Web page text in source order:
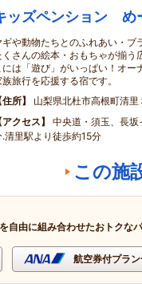
ッズペンション め
ギや動物たちとのふれあい・ブ
くさんの絵本・おもちゃが揃う
には「遊び」がいっぱい！オー
族旅行を応援する宿です。
住所
山梨県北杜市高根町清
アクセス
中央道・須玉、長
.清里駅より徒歩約15分
この施
自由に組み合わせたおトクな
航空券付プラ